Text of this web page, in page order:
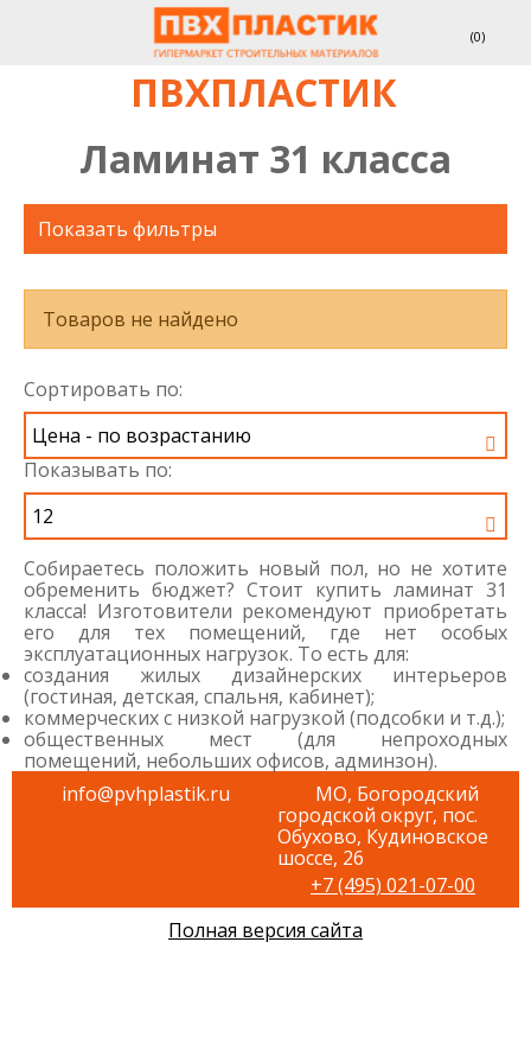
(0)
ПВХПЛАСТИК
Ламинат 31 класса
Показать фильтры
Товаров не найдено
Сортировать по:
Показывать по:
Собираетесь положить новый пол, но не хотите
обременить бюджет? Стоит купить ламинат 31
класса! Изготовители рекомендуют приобретать
его для тех помещений, где нет особых
эксплуатационных нагрузок. То есть для:
создания жилых дизайнерских интерьеров
(гостиная, детская, спальня, кабинет);
коммерческих с низкой нагрузкой (подсобки и т.д.);
общественных мест (для непроходных
помещений, небольших офисов, админзон).
info@pvhplastik.ru
МО, Богородский
городской округ, пос.
Обухово, Кудиновское
шоссе, 26
+7 (495) 021-07-00
Полная версия сайта